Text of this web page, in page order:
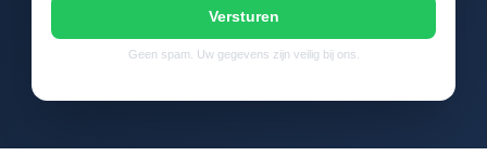
Versturen
Geen spam. Uw gegevens zijn veilig bij ons.